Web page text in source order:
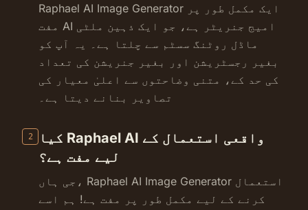
Raphael AI Image Generator ایک مکمل طور پر
مفت AI امیج جنریٹر ہے، جو ایک ذہین ملٹی
ماڈل روٹنگ سسٹم سے چلتا ہے۔ یہ آپ کو
بغیر رجسٹریشن اور بغیر جنریشن کی تعداد
کی حد کے، متنی وضاحتوں سے اعلیٰ معیار کی
تصاویر بنانے دیتا ہے۔
2
کیا Raphael AI واقعی استعمال کے
لیے مفت ہے؟
جی ہاں، Raphael AI Image Generator استعمال
کرنے کے لیے مکمل طور پر مفت ہے! ہم اسے